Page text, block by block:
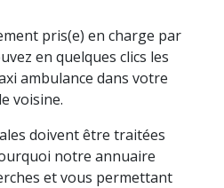
pris(e) en charge par
en quelques clics les
ambulance dans votre
voisine.
doivent être traitées
notre annuaire
et vous permettant